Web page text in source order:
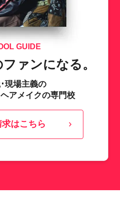
GUIDE
ァンになる。
現場主義の
アメイクの専門校
はこちら